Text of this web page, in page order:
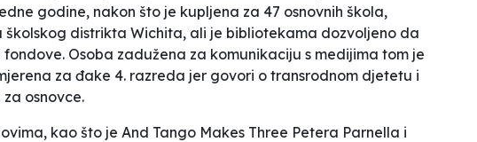
godine, nakon što je kupljena za 47 osnovnih škola,
školskog distrikta Wichita, ali je bibliotekama dozvoljeno da
Osoba zadužena za komunikaciju s medijima tom je
za đake 4. razreda jer govori o transrodnom djetetu i
osnovce.
kao što je And Tango Makes Three Petera Parnella i